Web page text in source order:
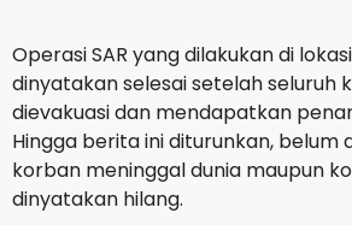
Operasi SAR yang dilakukan di
dinyatakan selesai setelah seluruh
dievakuasi dan mendapatkan
Hingga berita ini diturunkan, belum
korban meninggal dunia maupun
dinyatakan hilang.